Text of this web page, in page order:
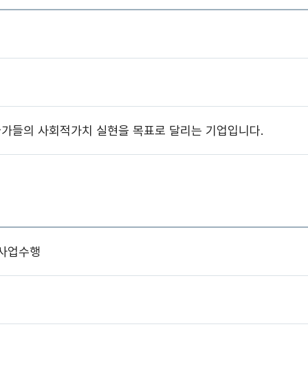
들의 사회적가치 실현을 목표로 달리는 기업입니다.
업수행